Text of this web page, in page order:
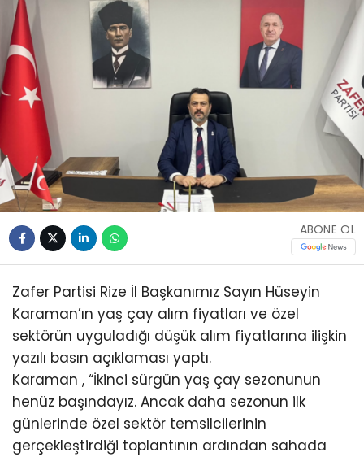
ABONE OL
Zafer Partisi Rize İl Başkanımız Sayın Hüseyin
Karaman’ın yaş çay alım fiyatları ve özel
sektörün uyguladığı düşük alım fiyatlarına ilişkin
yazılı basın açıklaması yaptı.
Karaman , “İkinci sürgün yaş çay sezonunun
henüz başındayız. Ancak daha sezonun ilk
günlerinde özel sektör temsilcilerinin
gerçekleştirdiği toplantının ardından sahada